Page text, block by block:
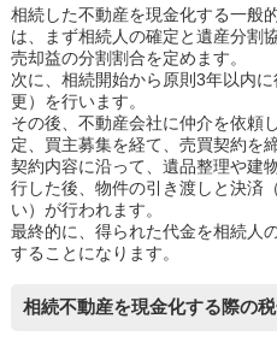
相続した不動産を現金化する一般
は、まず相続人の確定と遺産分割
売却益の分割割合を定めます。
次に、相続開始から原則3年以内
更）を行います。
その後、不動産会社に仲介を依頼
定、買主募集を経て、売買契約を
契約内容に沿って、遺品整理や建
行した後、物件の引き渡しと決済
い）が行われます。
最終的に、得られた代金を相続人
することになります。
相続不動産を現金化する際の